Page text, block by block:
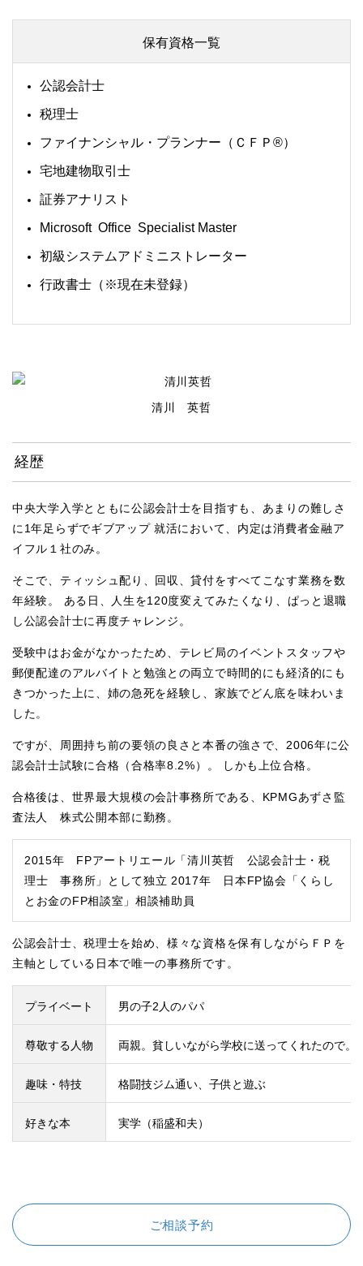
保有資格一覧
公認会計士
税理士
ファイナンシャル・プランナー（ＣＦＰ®）
宅地建物取引士
証券アナリスト
Microsoft Office Specialist Master
初級システムアドミニストレーター
行政書士（※現在未登録）
清川 英哲
経歴
中央大学入学とともに公認会計士を目指すも、あまりの難しさ
に1年足らずでギブアップ 就活において、内定は消費者金融ア
イフル１社のみ。
そこで、ティッシュ配り、回収、貸付をすべてこなす業務を数
年経験。 ある日、人生を120度変えてみたくなり、ぱっと退職
し公認会計士に再度チャレンジ。
受験中はお金がなかったため、テレビ局のイベントスタッフや
郵便配達のアルバイトと勉強との両立で時間的にも経済的にも
きつかった上に、姉の急死を経験し、家族でどん底を味わいま
した。
ですが、周囲持ち前の要領の良さと本番の強さで、2006年に公
認会計士試験に合格（合格率8.2%）。 しかも上位合格。
合格後は、世界最大規模の会計事務所である、KPMGあずさ監
査法人 株式公開本部に勤務。
2015年 FPアートリエール「清川英哲 公認会計士・税
理士 事務所」として独立 2017年 日本FP協会「くらし
とお金のFP相談室」相談補助員
公認会計士、税理士を始め、様々な資格を保有しながらＦＰを
主軸としている日本で唯一の事務所です。
プライベート 男の子2人のパパ
尊敬する人物 両親。貧しいながら学校に送ってくれたので。
趣味・特技 格闘技ジム通い、子供と遊ぶ
好きな本 実学（稲盛和夫）
ご相談予約